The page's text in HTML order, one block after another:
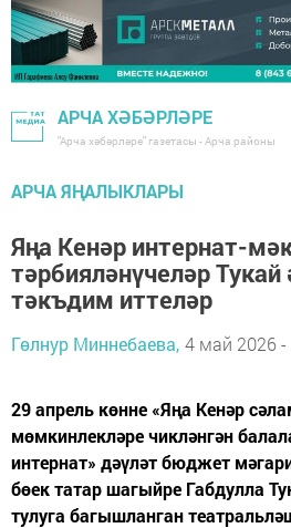
АРЧА ХӘБӘРЛӘРЕ
"Арча хәбәрләре" газетасы - Арча районы
АРЧА ЯҢАЛЫКЛАРЫ
Яңа Кенәр интернат-
тәрбияләнүчеләр Тукай
тәкъдим иттеләр
Гөлнур Миннебаева, 4 май 2026 -
29 апрель көнне «Яңа Кенәр
мөмкинлекләре чикләнгән
интернат» дәүләт бюджет
бөек татар шагыйре Габдулла
тулуга багышланган